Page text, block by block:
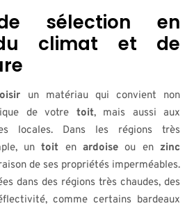
sélection en
climat et de
un matériau qui convient non
de votre toit, mais aussi aux
locales. Dans les régions très
untoit enardoise ou en zinc
de ses propriétés imperméables.
dans des régions très chaudes, des
comme certains bardeaux